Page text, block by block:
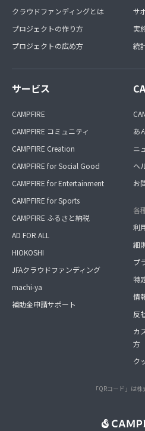
クラウドファンディングとは
プロジェクトの作り方
プロジェクトの広め方
サ
実
統
サービス
CAMPFIRE
CAMPFIRE コミュニティ
CAMPFIRE Creation
CAMPFIRE for Social Good
CAMPFIRE for Entertainment
CAMPFIRE for Sports
CAMPFIRE ふるさと納税
AD FOR ALL
HIOKOSHI
JFAクラウドファンディング
machi-ya
補助金申請サポート
あ
ニ
ヘ
お
各
利
細
プ
特
情
反
カ
方
ク
「QRコード」は